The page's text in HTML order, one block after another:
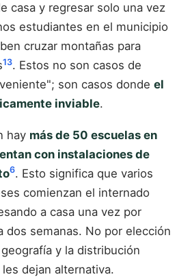
casa y regresar solo una vez
estudiantes en el municipio
cruzar montañas para
13. Estos no son casos de
son casos donde el
inviable.
hay más de 50 escuelas en
con instalaciones de
6. Esto significa que varios
comienzan el internado
a casa una vez por
dos semanas. No por elección
y la distribución
dejan alternativa.